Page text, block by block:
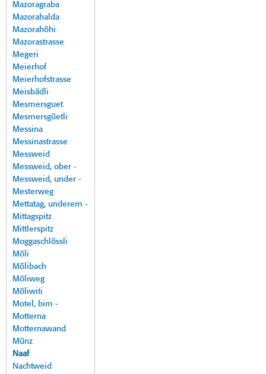
Mazoragraba
Mazorahalda
Mazorahöhi
Mazorastrasse
Megeri
Meierhof
Meierhofstrasse
Meisbädli
Mesmersguet
Mesmersgüetli
Messina
Messinastrasse
Messweid
Messweid, ober -
Messweid, under -
Mesterweg
Mettatag, underem -
Mittagspitz
Mittlerspitz
Moggaschlössli
Möli
Mölibach
Möliweg
Möliwiti
Motel, bim -
Motterna
Motternawand
Münz
Naaf
Nachtweid